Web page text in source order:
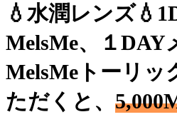
💧水潤レンズ
MelsMe、１DAY
MelsMeトーリッ
ただくと、